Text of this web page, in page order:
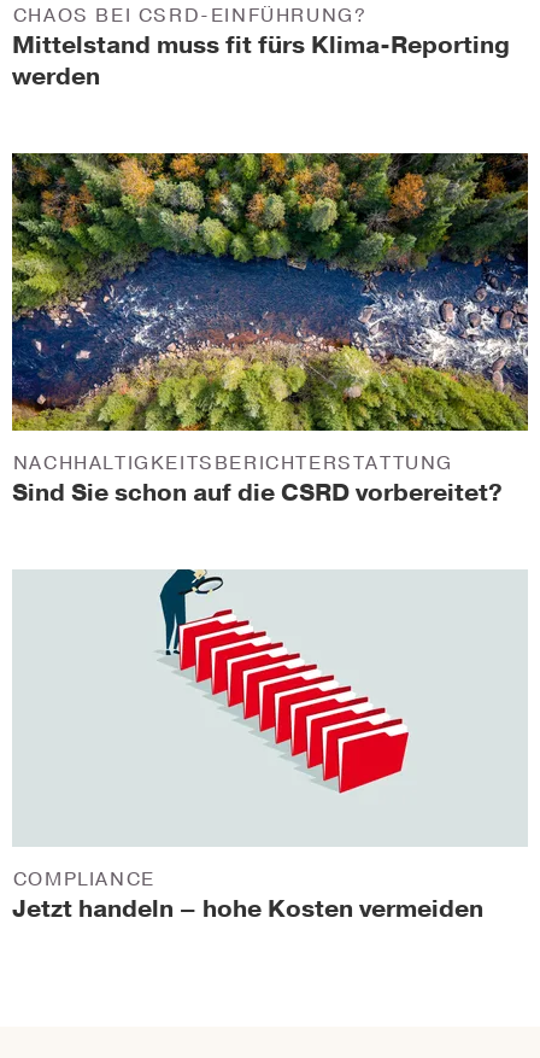
Mittelstand muss fit fürs Klima-Reporting
werden
CHAOS BEI CSRD-EINFÜHRUNG?
Sind Sie schon auf die CSRD vorbereitet?
NACHHALTIGKEITSBERICHTERSTATTUNG
Jetzt handeln – hohe Kosten vermeiden
COMPLIANCE